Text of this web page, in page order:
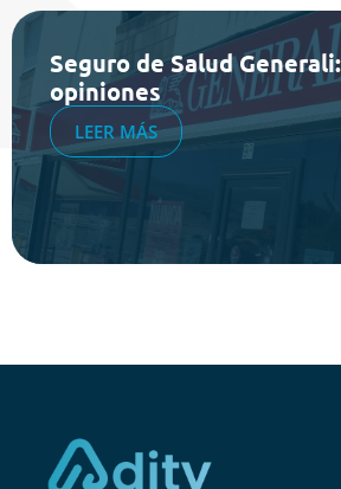
Seguro de Salud
opiniones
LEER MÁS